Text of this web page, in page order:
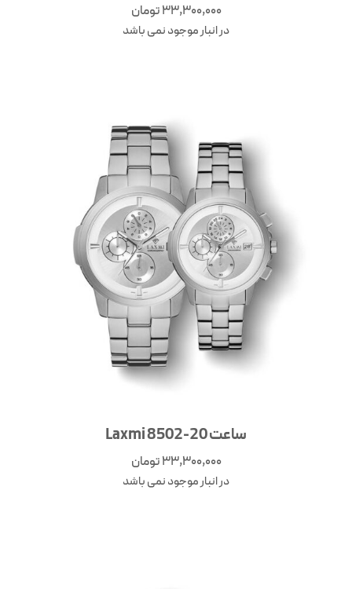
33,300,000تومان
در انبار موجود نمی باشد
ساعت Laxmi 8502-20
33,300,000تومان
در انبار موجود نمی باشد